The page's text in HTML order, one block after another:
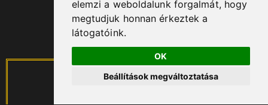
elemzi a weboldalunk forgalmát, hogy
megtudjuk honnan érkeztek a
látogatóink.
OK
Beállítások megváltoztatása